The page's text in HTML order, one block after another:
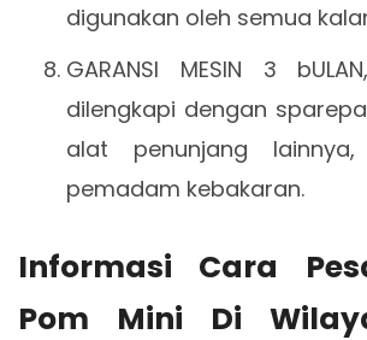
digunakan oleh semua
GARANSI MESIN 3
dilengkapi dengan
alat penunjang
pemadam kebakaran.
Informasi Cara
Pom Mini Di